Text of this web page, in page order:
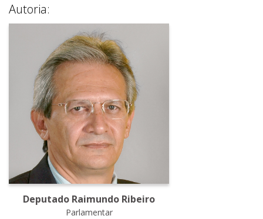
Autoria:
Deputado Raimundo Ribeiro
Parlamentar